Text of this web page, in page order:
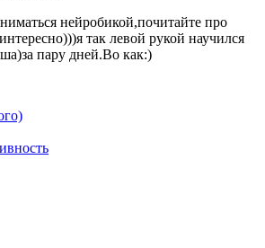
нейробикой,почитайте про
так левой рукой научился
пару дней.Во как:)